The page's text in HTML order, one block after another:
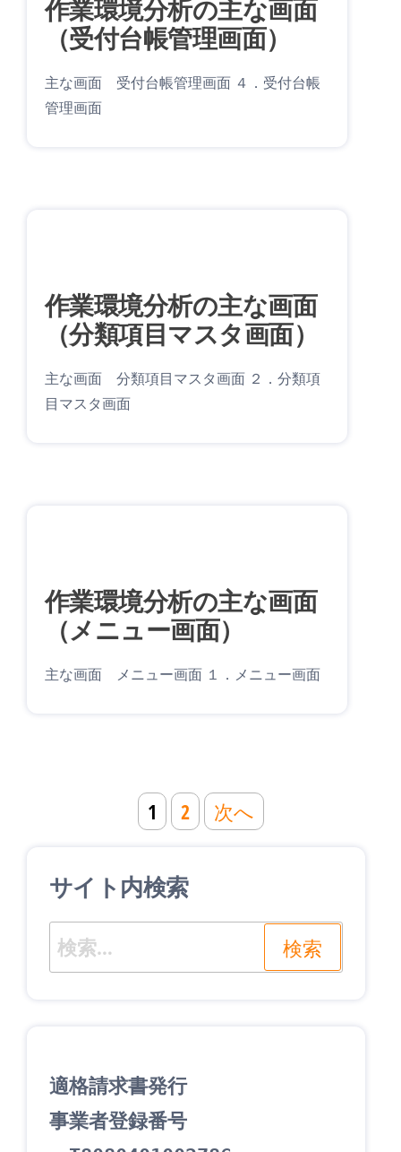
作業環境分析の主な画面
（受付台帳管理画面）
主な画面 受付台帳管理画面 ４．受付台帳
管理画面
作業環境分析の主な画面
（分類項目マスタ画面）
主な画面 分類項目マスタ画面 ２．分類項
目マスタ画面
作業環境分析の主な画面
（メニュー画面）
主な画面 メニュー画面 １．メニュー画面
ビ
ゲ
1 2 次へ
サイト内検索
検
索:
適格請求書発行
事業者登録番号